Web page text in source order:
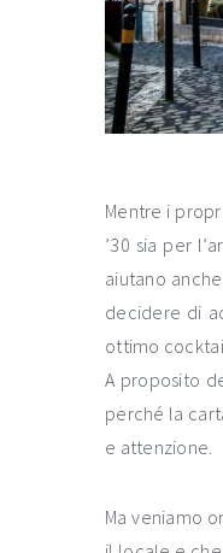
Mentre i
’30 sia per
aiutano
decidere di
ottimo
A proposito
perché la
e attenzione.
Ma veniamo